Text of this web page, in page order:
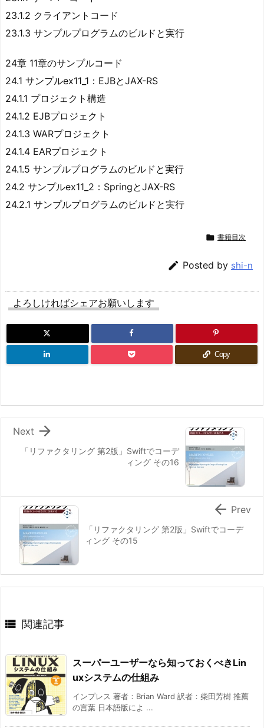
23.1.2 クライアントコード
23.1.3 サンプルプログラムのビルドと実行
24章 11章のサンプルコード
24.1 サンプルex11_1：EJBとJAX-RS
24.1.1 プロジェクト構造
24.1.2 EJBプロジェクト
24.1.3 WARプロジェクト
24.1.4 EARプロジェクト
24.1.5 サンプルプログラムのビルドと実行
24.2 サンプルex11_2：SpringとJAX-RS
24.2.1 サンプルプログラムのビルドと実行
 書籍目次
 Posted by shi-n
よろしければシェアお願いします
Copy
「リファクタリング 第2版」Swiftでコーデ
ィング その16

Next
「リファクタリング 第2版」Swiftでコーデ
ィング その15
 Prev
 関連記事
スーパーユーザーなら知っておくべきLin
uxシステムの仕組み
インプレス 著者：Brian Ward 訳者：柴田芳樹 推薦
の言葉 日本語版によ ...